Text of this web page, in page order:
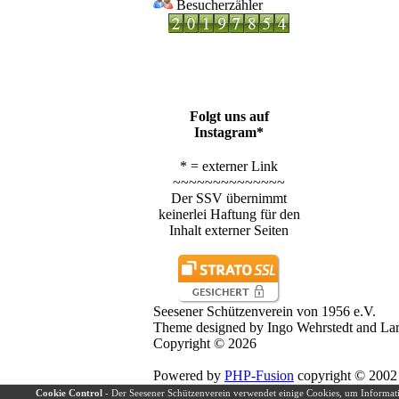
Besucherzähler
Folgt uns auf
Instagram*
* = externer Link
~~~~~~~~~~~~~~
Der SSV übernimmt
keinerlei Haftung für den
Inhalt externer Seiten
Cookie Control - Der Seesener Schützenverein verwendet einige Cookies, um
Seesener Schützenverein von 1956 e.V.
Theme designed by Ingo Wehrstedt and
Copyright © 2026
Powered by PHP-Fusion copyright © 2002
Released as free software without